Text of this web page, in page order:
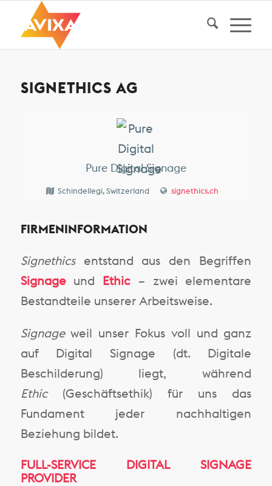
SIGNETHICS AG
Pure Digital Signage
Schindellegi, Switzerland signethics.ch
FIRMENINFORMATION
Signethicsentstand aus den Begriffen
Signageund Ethic – zwei elementare
Bestandteile unserer Arbeitsweise.
Signageweil unser Fokus voll und ganz
auf Digital Signage (dt. Digitale
Beschilderung) liegt, während
Ethic(Geschäftsethik) für uns das
Fundament jeder nachhaltigen
Beziehung bildet.
FULL-SERVICE DIGITAL SIGNAGE
PROVIDER